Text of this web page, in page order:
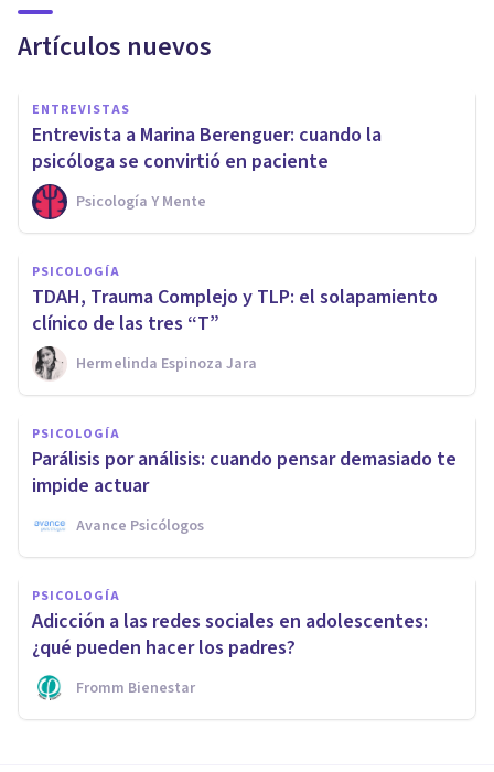
Artículos nuevos
ENTREVISTAS
Entrevista a Marina Berenguer: cuando la
psicóloga se convirtió en paciente
Psicología Y Mente
PSICOLOGÍA
TDAH, Trauma Complejo y TLP: el solapamiento
clínico de las tres “T”
Hermelinda Espinoza Jara
PSICOLOGÍA
Parálisis por análisis: cuando pensar demasiado te
impide actuar
Avance Psicólogos
PSICOLOGÍA
Adicción a las redes sociales en adolescentes:
¿qué pueden hacer los padres?
Fromm Bienestar